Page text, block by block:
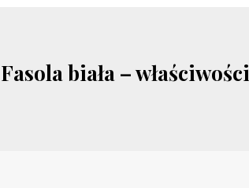
Fasola biała –